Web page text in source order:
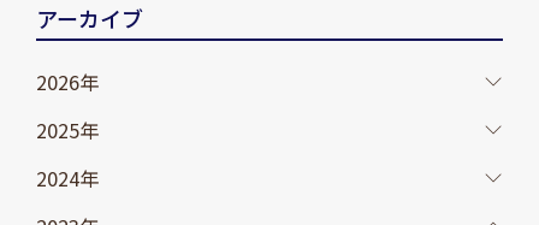
アーカイブ
2026年
2025年
2024年